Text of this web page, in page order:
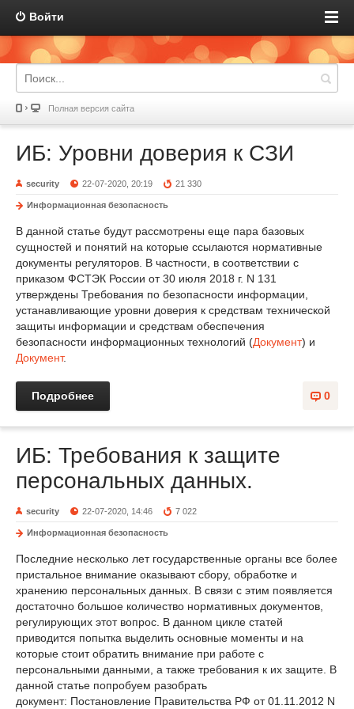
Войти
Полная версия сайта
ИБ: Уровни доверия к СЗИ
security 22-07-2020, 20:19 21 330
Информационная безопасность
В данной статье будут рассмотрены еще пара базовых
сущностей и понятий на которые ссылаются нормативные
документы регуляторов. В частности, в соответствии с
приказом ФСТЭК России от 30 июля 2018 г. N 131
утверждены Требования по безопасности информации,
устанавливающие уровни доверия к средствам технической
защиты информации и средствам обеспечения
безопасности информационных технологий (Документ) и
Документ.
0
Подробнее
ИБ: Требования к защите
персональных данных.
security 22-07-2020, 14:46 7 022
Информационная безопасность
Последние несколько лет государственные органы все более
пристальное внимание оказывают сбору, обработке и
хранению персональных данных. В связи с этим появляется
достаточно большое количество нормативных документов,
регулирующих этот вопрос. В данном цикле статей
приводится попытка выделить основные моменты и на
которые стоит обратить внимание при работе с
персональными данными, а также требования к их защите. В
данной статье попробуем разобрать
документ: Постановление Правительства РФ от 01.11.2012 N